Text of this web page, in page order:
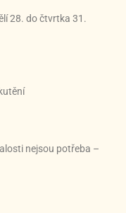
28. do čtvrtka 31.
nejsou potřeba –